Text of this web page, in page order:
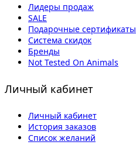
Лидеры продаж
SALE
Подарочные сертификаты
Система скидок
Бренды
Not Tested On Animals
Личный кабинет
Личный кабинет
История заказов
Список желаний